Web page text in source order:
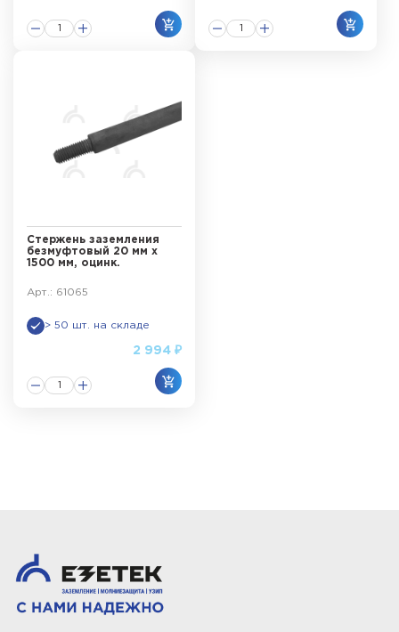
Стержень заземления
безмуфтовый 20 мм х
1500 мм, оцинк.
Арт.: 61065
> 50 шт. на складе
2 994 ₽